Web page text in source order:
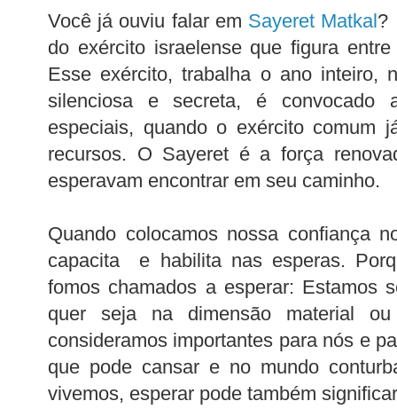
Você já ouviu falar em Sayeret Matkal?
do exército israelense que figura
Esse exército, trabalha o ano inteiro,
silenciosa e secreta, é convocado
especiais, quando o exército comum
recursos. O Sayeret é a força
esperavam encontrar em seu caminho.
Quando colocamos nossa confiança
capacita e habilita nas esperas.
fomos chamados a esperar: Estamos
quer seja na dimensão material
consideramos importantes para nós e
que pode cansar e no mundo
vivemos, esperar pode também